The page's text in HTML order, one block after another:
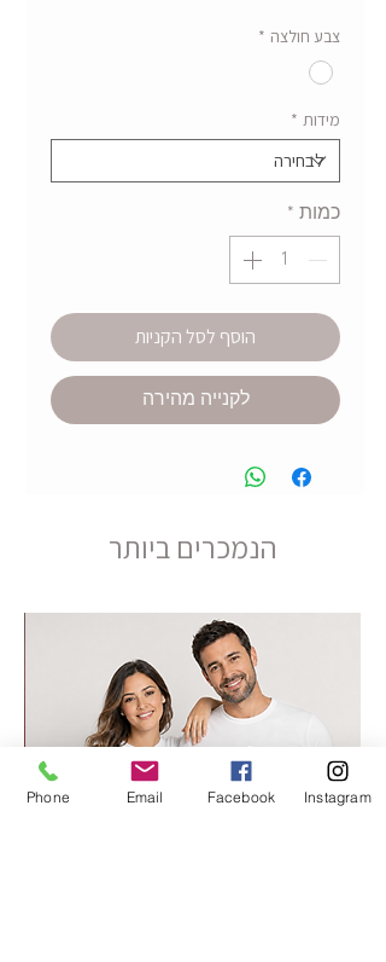
צבע חולצה *
מידות *
כמות *
הוסף לסל הקניות
לקנייה מהירה
הנמכרים ביותר
Phone Email Facebook Instagram